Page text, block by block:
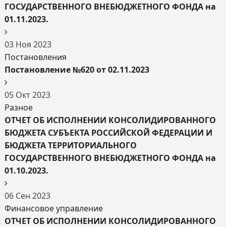
ГОСУДАРСТВЕННОГО ВНЕБЮДЖЕТНОГО ФОНДА на
01.11.2023.
03 Ноя 2023
Постановления
Постановление №620 от 02.11.2023
05 Окт2023
Разное
ОТЧЕТ ОБ ИСПОЛНЕНИИ КОНСОЛИДИРОВАННОГО
БЮДЖЕТА СУБЪЕКТА РОССИЙСКОЙ ФЕДЕРАЦИИ И
БЮДЖЕТА ТЕРРИТОРИАЛЬНОГО
ГОСУДАРСТВЕННОГО ВНЕБЮДЖЕТНОГО ФОНДА на
01.10.2023.
06 Сен 2023
Финансовое управление
ОТЧЕТ ОБ ИСПОЛНЕНИИ КОНСОЛИДИРОВАННОГО